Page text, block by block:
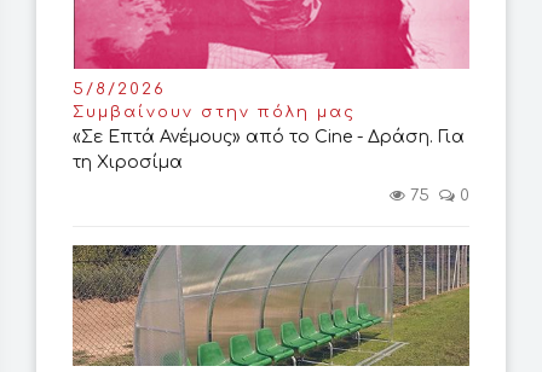
5/8/2026
Συμβαίνουν στην πόλη μας
«Σε Επτά Ανέμους» από το Cine - Δράση. Για
τη Χιροσίμα
75 0